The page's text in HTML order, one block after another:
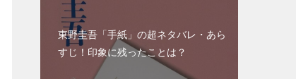
東野圭吾「手紙」の超ネタバレ・あら
すじ！印象に残ったことは？